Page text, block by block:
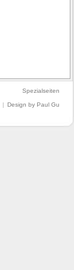
Spezialseiten
| Design by Paul Gu